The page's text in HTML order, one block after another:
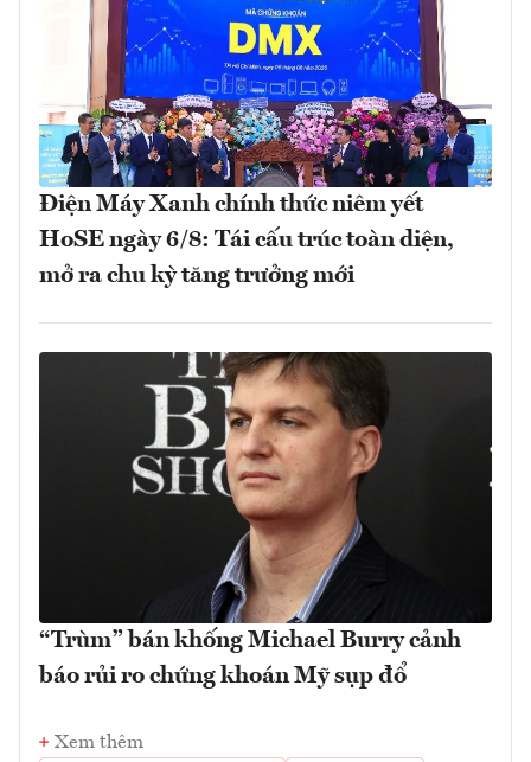
Điện Máy Xanh chính thức niêm yết
HoSE ngày 6/8: Tái cấu trúc toàn diện,
mở ra chu kỳ tăng trưởng mới
“Trùm” bán khống Michael Burry cảnh
báo rủi ro chứng khoán Mỹ sụp đổ
Xem thêm